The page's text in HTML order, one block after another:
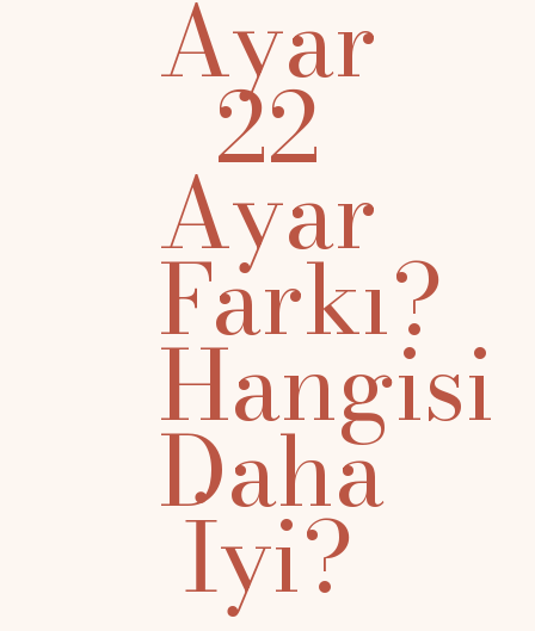
Ayar
22
Ayar
Farkı?
Hangisi
Daha
İyi?